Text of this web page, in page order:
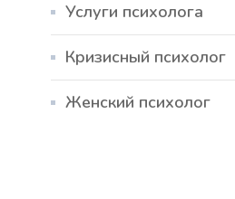
Услуги психолога
Кризисный психолог
Женский психолог